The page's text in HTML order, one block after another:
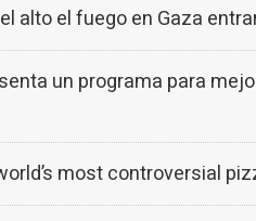
alto el fuego en Gaza
un programa para
most controversial